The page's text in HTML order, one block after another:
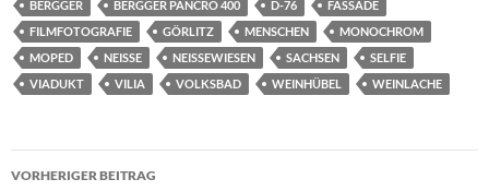
BERGGER
BERGGER PANCRO 400 D-76
FASSADE
FILMFOTOGRAFIE
GÖRLITZ MENSCHEN
MONOCHROM
MOPED
NEISSE NEISSEWIESEN SACHSEN
SELFIE
VIADUKT
VILIA VOLKSBAD WEINHÜBEL WEINLACHE
Beitragsnavigation
VORHERIGER BEITRAG